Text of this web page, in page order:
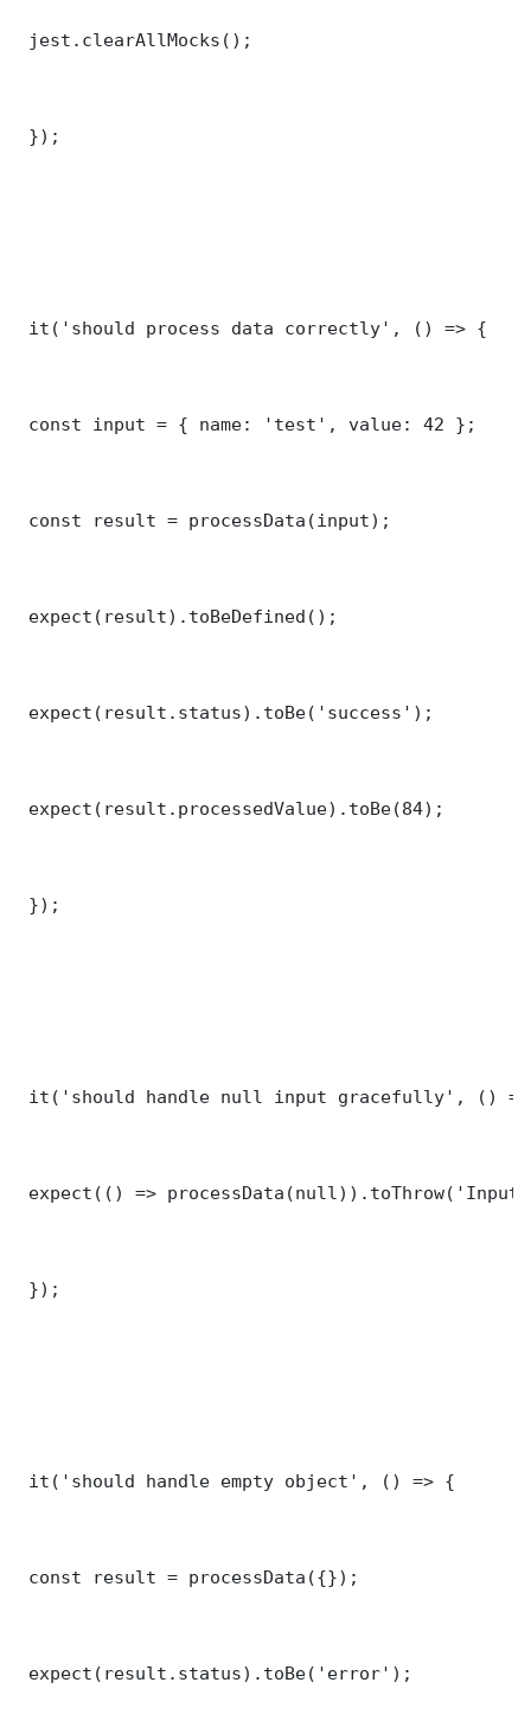
jest.clearAllMocks();
});
it('should process data correctly', () => {
const input = { name: 'test', value: 42 };
const result = processData(input);
expect(result).toBeDefined();
expect(result.status).toBe('success');
expect(result.processedValue).toBe(84);
});
it('should handle null input gracefully', ()
expect(() =>
});
it('should handle empty object', () => {
const result = processData({});
expect(result.status).toBe('error');